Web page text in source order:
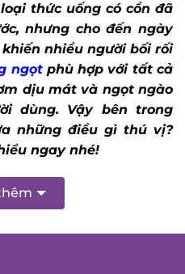
thức uống có cồn đã
nhưng cho đến ngày
nhiều người bối rối
ngọtphù hợp với tất cả
dịu mát và ngọt ngào
dùng. Vậy bên trong
những điều gì thú vị?
ngay nhé!